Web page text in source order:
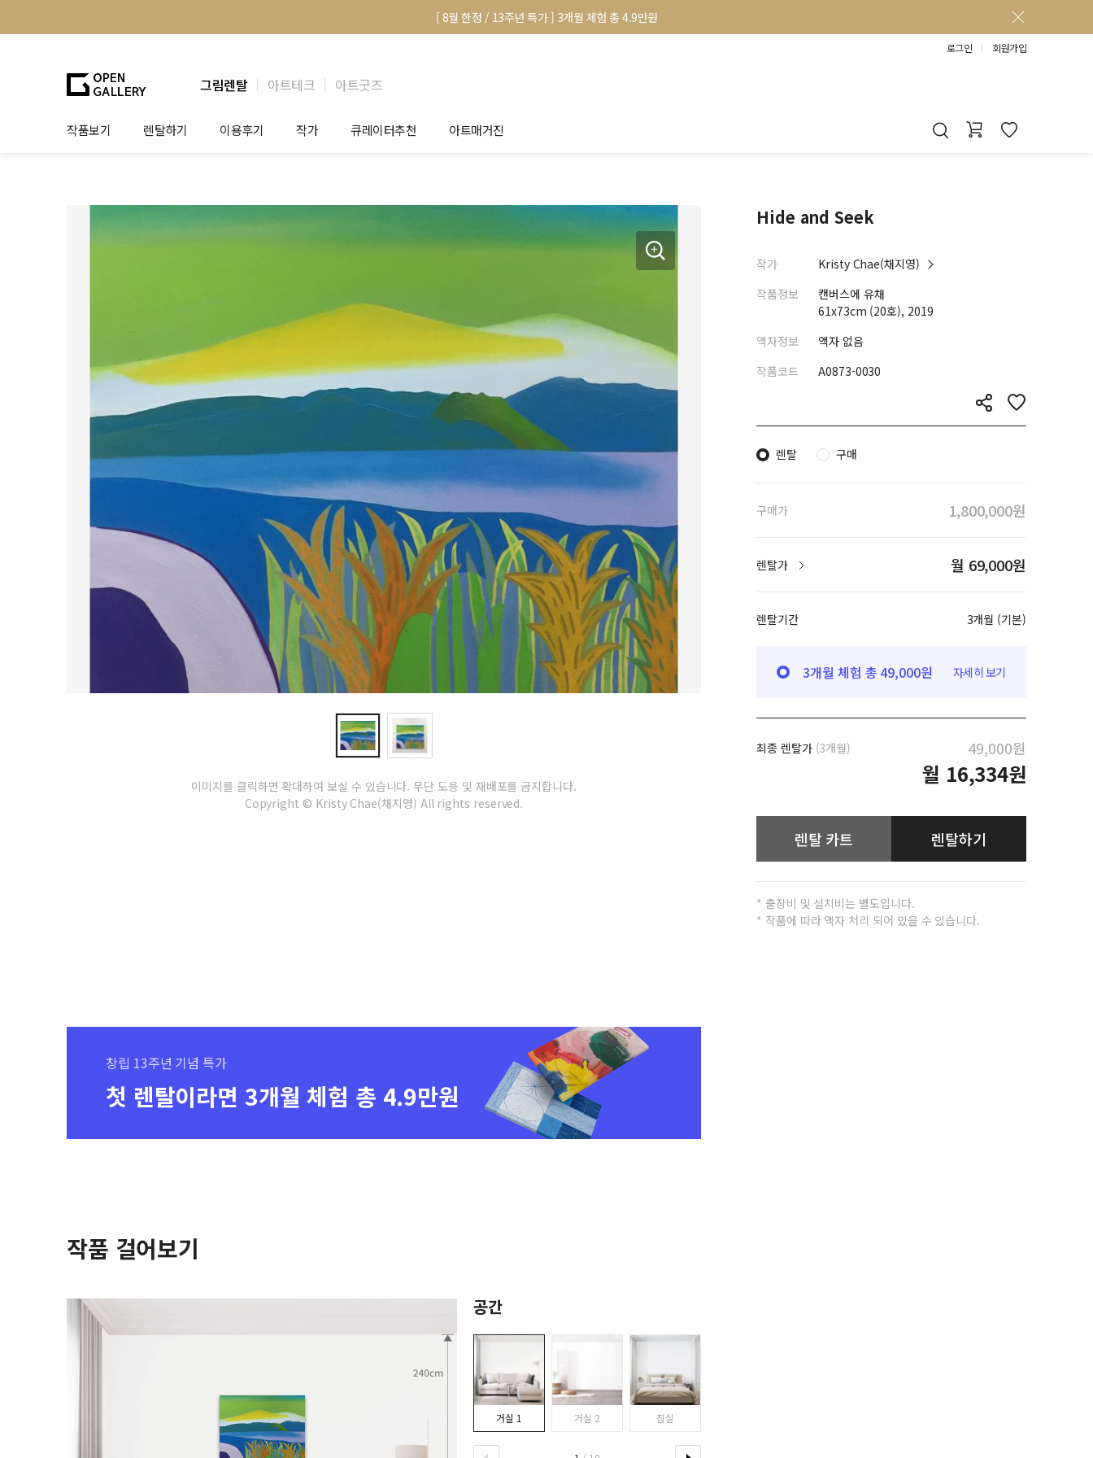
[ 8월 한정 / 13주년 특가 ] 3개월 체험 총 4.9만원
로그인 회원가입
그림렌탈 아트테크 아트굿즈
작품보기 렌탈하기
법인상담
이용후기
법인 고객
셀럽 인터뷰
작가
작가공모
큐레이터추천
작품선택 Tip
아트매거진
미술 이야기
이미지를 클릭하면 확대하여 보실 수 있습니다. 무단 도용 및 재배포를 금지합니다.
Copyright © Kristy Chae(채지영) All rights reserved.
Hide and Seek
작가
Kristy Chae(채지영)
작품정보
캔버스에 유채
61x73cm (20호), 2019
액자정보
액자 없음
작품코드
A0873-0030
렌탈 구매
구매가 1,800,000원
렌탈가 월 69,000원
렌탈기간 3개월 (기본)
3개월 체험 총 49,000원 자세히 보기
최종 렌탈가(3개월) 49,000원
월 16,334원
렌탈 카트 렌탈하기
* 출장비 및 설치비는 별도입니다.
* 작품에 따라 액자 처리 되어 있을 수 있습니다.
창립 13주년 기념 특가
첫 렌탈이라면 3개월 체험 총 4.9만원
작품 걸어보기
공간
거실 1 거실 2 침실